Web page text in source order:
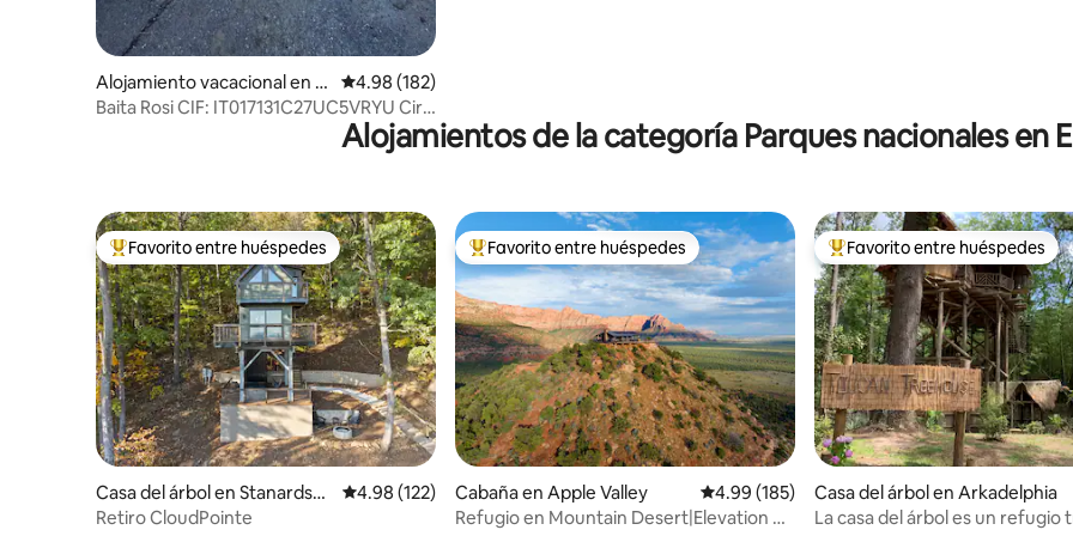
Alojamiento vacacional en P
erdonico
Calificación promedio: 4.98 de 5, 182 reseñas
4.98 (182)
Baita Rosi CIF: IT017131C27UC5VRYU Cir:
Alojamientos de la categoría Parques nacionales en
Favorito entre huéspedes preferido
Favorito entre huéspedes
Casa del árbol en Stanardsvill
e
Calificación promedio: 4.98 de 5, 122 reseñas
4.98 (122)
Retiro CloudPointe
Favorito entre huéspedes preferido
Favorito entre huéspedes
Cabaña en Apple Valley Calificación promedio: 4.99 de 5, 185 reseñas
4.99 (185)
Refugio en Mountain Desert|Elevation 40
Favorito entre huéspedes
Favorito entre huéspedes
Casa del árbol en Arkadelphia
La casa del árbol es un refugio